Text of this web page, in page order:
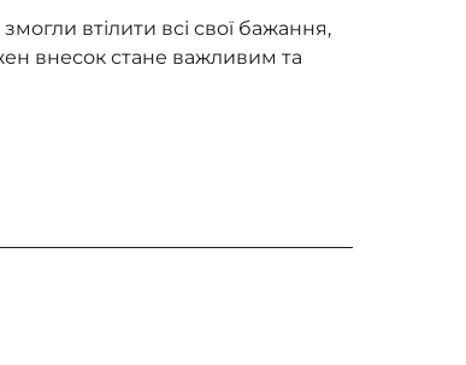
втілити всі свої бажання,
внесок стане важливим та